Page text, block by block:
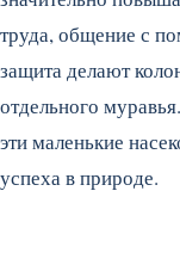
труда, общение с
защита делают
отдельного
эти маленькие
успеха в природе.